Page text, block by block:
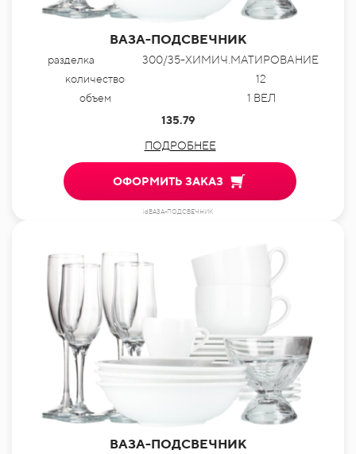
ВАЗА-ПОДСВЕЧНИК
разделка
300/35-ХИМИЧ.МАТИРОВАНИЕ
количество
12
объем
1 ВЕЛ
135.79
ПОДРОБНЕЕ
ОФОРМИТЬ ЗАКАЗ
idВАЗА-ПОДСВЕЧНИК
ВАЗА-ПОДСВЕЧНИК